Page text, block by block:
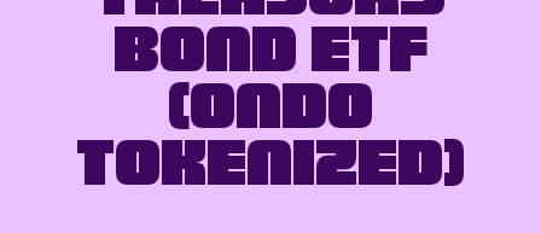
Bond ETF
(Ondo
Tokenized)